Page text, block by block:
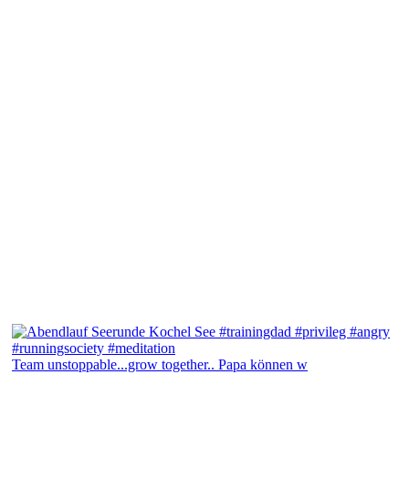
Team unstoppable...grow together.. Papa können w